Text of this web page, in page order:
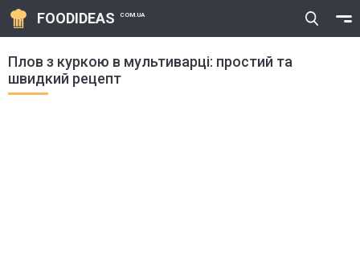
FOODIDEAS COM.UA
Плов з куркою в мультиварці: простий та
швидкий рецепт